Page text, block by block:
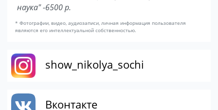
наука" -6500 р.
* Фотографии, видео, аудиозаписи, личная информация пользователя
являются его интеллектуальной собственностью.
show_nikolya_sochi
Вконтакте